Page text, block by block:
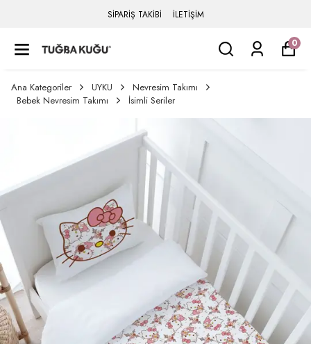
SİPARİŞ TAKİBİ İLETİŞİM
0
Ana Kategoriler UYKU
Nevresim Takımı
Bebek Nevresim Takımı
İsimli Seriler